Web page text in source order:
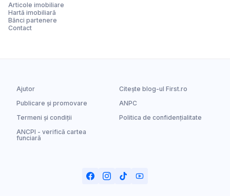
Articole imobiliare
Hartă imobiliară
Bănci partenere
Contact
Ajutor
Citește blog-ul First.ro
Publicare și promovare
ANPC
Termeni și condiții
Politica de confidențialitate
ANCPI - verifică cartea
funciară